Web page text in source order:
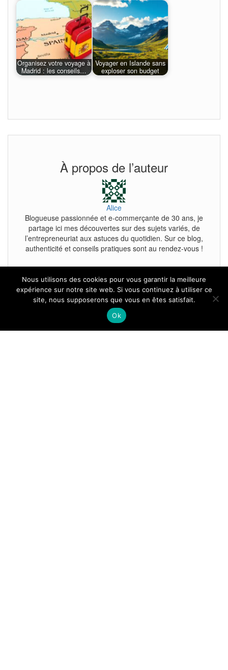
Organisez votre voyage à
Madrid : les conseils…
Voyager en Islande sans
exploser son budget
À propos de l’auteur
Alice
Blogueuse passionnée et e-commerçante de 30 ans, je
partage ici mes découvertes sur des sujets variés, de
l’entrepreneuriat aux astuces du quotidien. Sur ce blog,
authenticité et conseils pratiques sont au rendez-vous !
Tous droits reservés.
Nous utilisons des cookies pour vous garantir la meilleure
expérience sur notre site web. Si vous continuez à utiliser ce
site, nous supposerons que vous en êtes satisfait.
Ok